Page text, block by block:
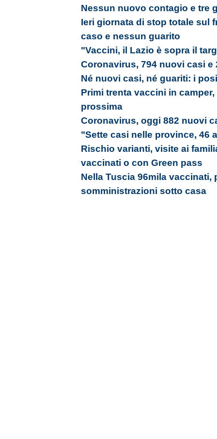
Nessun nuovo contagio e tre
Ieri giornata di stop totale sul
caso e nessun guarito
"Vaccini, il Lazio è sopra il
Coronavirus, 794 nuovi casi e
Né nuovi casi, né guariti: i
Primi trenta vaccini in
prossima
Coronavirus, oggi 882 nuovi
"Sette casi nelle province, 46
Rischio varianti, visite ai
vaccinati o con Green pass
Nella Tuscia 96mila vaccinati,
somministrazioni sotto casa